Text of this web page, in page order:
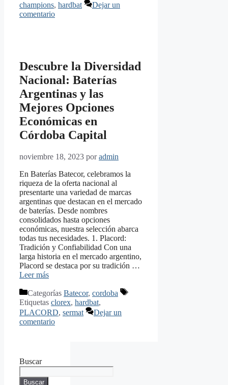
champions, hardbat
Dejar un
comentario
Descubre la Diversidad
Nacional: Baterías
Argentinas y las
Mejores Opciones
Económicas en
Córdoba Capital
noviembre 18, 2023 poradmin
En Baterías Batecor, celebramos la
riqueza de la oferta nacional al
presentarte una variedad de marcas
argentinas que destacan en el mercado
de baterías. Desde nombres
consolidados hasta opciones
económicas, nuestra selección abarca
todas tus necesidades. 1. Placord:
Tradición y Confiabilidad Con una
larga historia en el mercado argentino,
Placord se destaca por su tradición …
Leer más
Categorías Batecor, cordoba
Etiquetas clorex, hardbat,
PLACORD, sermat
Dejar un
comentario
Buscar
Buscar